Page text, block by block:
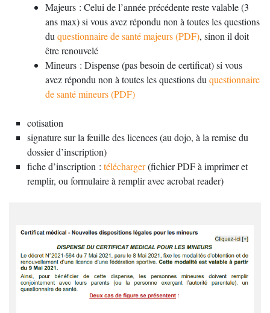
Majeurs : Celui de l’année précédente reste valable (3
ans max) si vous avez répondu non à toutes les questions
du questionnaire de santé majeurs (PDF), sinon il doit
être renouvelé
Mineurs : Dispense (pas besoin de certificat) si vous
avez répondu non à toutes les questions du questionnaire
de santé mineurs (PDF)
cotisation
signature sur la feuille des licences (au dojo, à la remise du
dossier d’inscription)
fiche d’inscription : télécharger(fichier PDF à imprimer et
remplir, ou formulaire à remplir avec acrobat reader)